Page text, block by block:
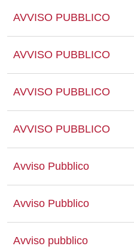
AVVISO PUBBLICO
AVVISO PUBBLICO
AVVISO PUBBLICO
AVVISO PUBBLICO
Avviso Pubblico
Avviso Pubblico
Avviso pubblico